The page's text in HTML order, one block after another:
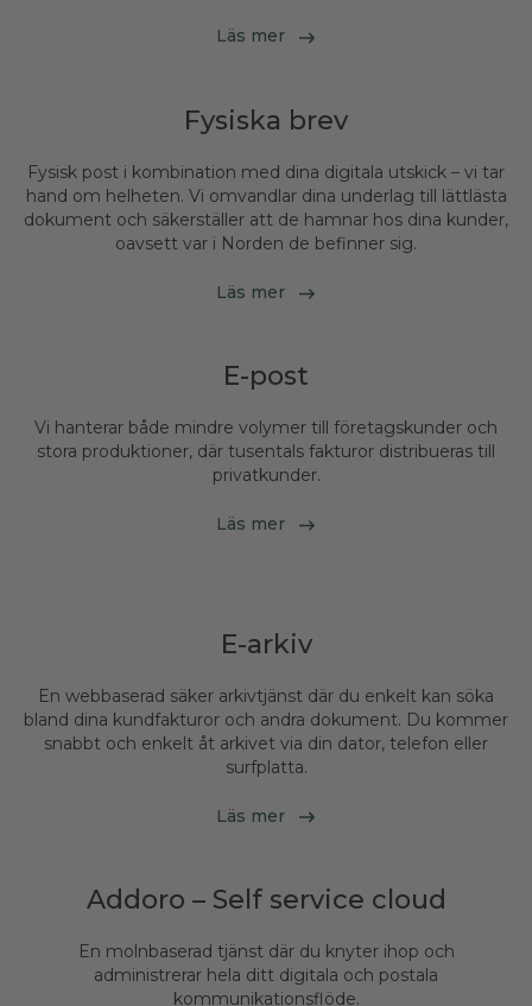
Läs mer
Fysiska brev
Fysisk post i kombination med dina digitala utskick – vi tar
hand om helheten. Vi omvandlar dina underlag till lättlästa
dokument och säkerställer att de hamnar hos dina kunder,
oavsett var i Norden de befinner sig.
Läs mer
E-post
Vi hanterar både mindre volymer till företagskunder och
stora produktioner, där tusentals fakturor distribueras till
privatkunder.
Läs mer
E-arkiv
En webbaserad säker arkivtjänst där du enkelt kan söka
bland dina kundfakturor och andra dokument. Du kommer
snabbt och enkelt åt arkivet via din dator, telefon eller
surfplatta.
Läs mer
Addoro – Self service cloud
En molnbaserad tjänst där du knyter ihop och
administrerar hela ditt digitala och postala
kommunikationsflöde.